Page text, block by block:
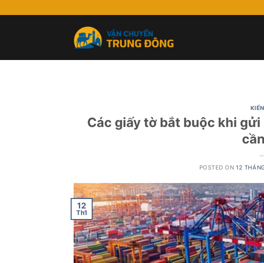
to
Các giấy tờ bắt buộc khi
POSTED ON12
12
Th1